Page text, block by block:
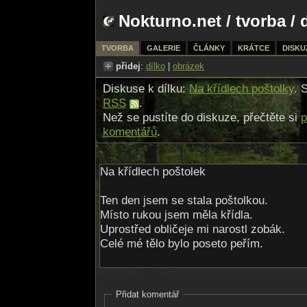
Nokturno.net / tvorba/
TVORBA GALERIE ČLÁNKY KRÁTCE
přidej: dílko obrázek
Diskuse k dílku:Na křídlech poštolky.
RSS
.
Než se pustíte do diskuze, přečtěte si
komentářů.
Na křídlech poštolek
Ten den jsem se stala poštolkou.
Místo rukou jsem měla křídla.
Uprostřed obličeje mi narostl zobák.
Celé mé tělo bylo poseto peřím.
Odrazím se od skály a vzlétám.
Nade mnou se tyčí kolosy mraků.
Přidat komentář